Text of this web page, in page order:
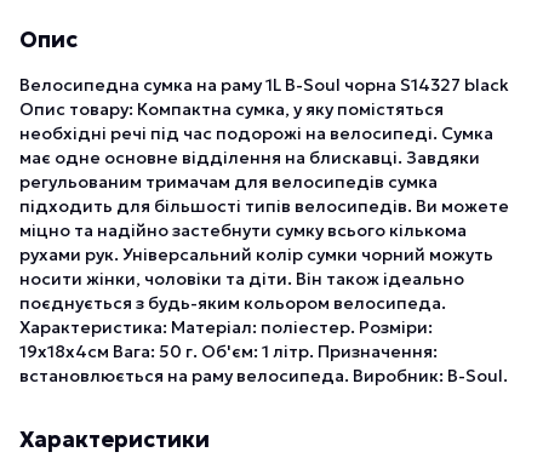
Опис
Велосипедна сумка на раму 1L B-Soul чорна S14327 black
Опис товару: Компактна сумка, у яку помістяться
необхідні речі під час подорожі на велосипеді. Сумка
має одне основне відділення на блискавці. Завдяки
регульованим тримачам для велосипедів сумка
підходить для більшості типів велосипедів. Ви можете
міцно та надійно застебнути сумку всього кількома
рухами рук. Універсальний колір сумки чорний можуть
носити жінки, чоловіки та діти. Він також ідеально
поєднується з будь-яким кольором велосипеда.
Характеристика: Матеріал: поліестер. Розміри:
19x18x4см Вага: 50 г. Об'єм: 1 літр. Призначення:
встановлюється на раму велосипеда. Виробник: B-Soul.
Характеристики